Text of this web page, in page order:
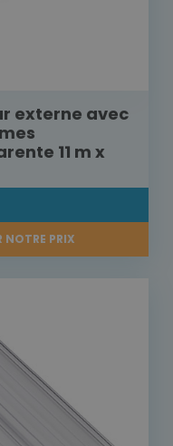
externe avec
11 m x
NOTRE PRIX